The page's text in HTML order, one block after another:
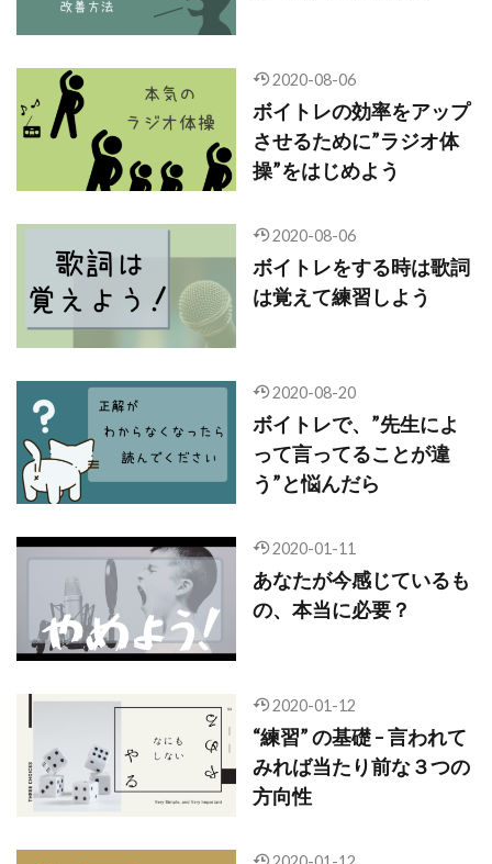
2020-08-06
ボイトレの効率をアップ
させるために”ラジオ体
操”をはじめよう
2020-08-06
ボイトレをする時は歌詞
は覚えて練習しよう
2020-08-20
ボイトレで、”先生によ
って言ってることが違
う”と悩んだら
2020-01-11
あなたが今感じているも
の、本当に必要？
2020-01-12
“練習” の基礎 – 言われて
みれば当たり前な３つの
方向性